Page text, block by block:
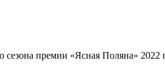
сезона премии «Ясная Поляна» 2022